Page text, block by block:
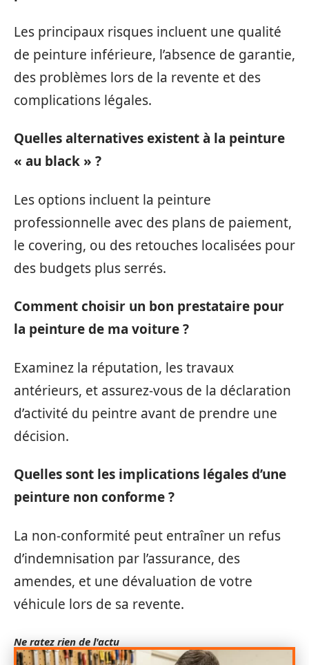
Les principaux risques incluent une qualité
de peinture inférieure, l’absence de garantie,
des problèmes lors de la revente et des
complications légales.
Quelles alternatives existent à la peinture
« au black » ?
Les options incluent la peinture
professionnelle avec des plans de paiement,
le covering, ou des retouches localisées pour
des budgets plus serrés.
Comment choisir un bon prestataire pour
la peinture de ma voiture ?
Examinez la réputation, les travaux
antérieurs, et assurez-vous de la déclaration
d’activité du peintre avant de prendre une
décision.
Quelles sont les implications légales d’une
peinture non conforme ?
La non-conformité peut entraîner un refus
d’indemnisation par l’assurance, des
amendes, et une dévaluation de votre
véhicule lors de sa revente.
Ne ratez rien de l'actu